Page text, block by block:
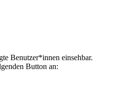
Benutzer*innen einsehbar.
Button an: